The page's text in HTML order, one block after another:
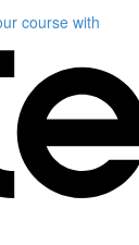
coursewith